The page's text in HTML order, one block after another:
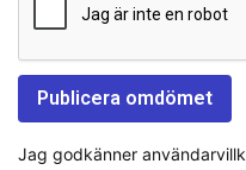
Jag godkänner